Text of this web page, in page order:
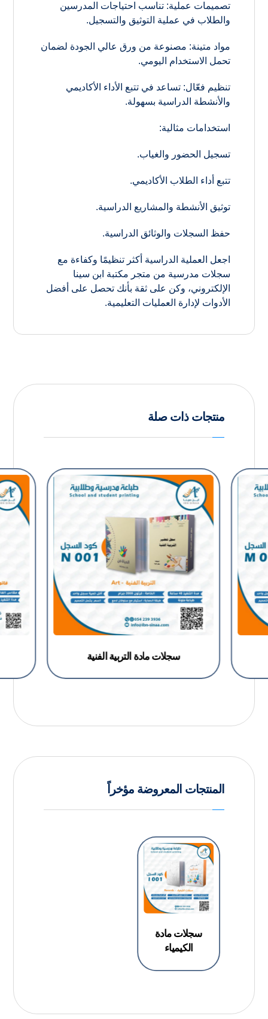
تصميمات عملية: تناسب احتياجات المدرسين
والطلاب في عملية التوثيق والتسجيل.
مواد متينة: مصنوعة من ورق عالي الجودة لضمان
تحمل الاستخدام اليومي.
تنظيم فعّال: تساعد في تتبع الأداء الأكاديمي
والأنشطة الدراسية بسهولة.
استخدامات مثالية:
تسجيل الحضور والغياب.
تتبع أداء الطلاب الأكاديمي.
توثيق الأنشطة والمشاريع الدراسية.
حفظ السجلات والوثائق الدراسية.
اجعل العملية الدراسية أكثر تنظيمًا وكفاءة مع
سجلات مدرسية من متجر مكتبة ابن سينا
الإلكتروني، وكن على ثقة بأنك تحصل على أفضل
الأدوات لإدارة العمليات التعليمية.
منتجات ذات صلة
سجلات مادة التربية الفنية
المنتجات المعروضة مؤخراً
سجلات مادة
الكيمياء